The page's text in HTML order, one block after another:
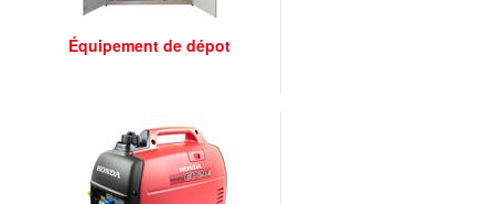
Équipement de dépot